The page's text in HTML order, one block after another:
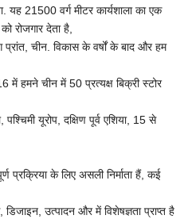
21500 वर्ग मीटर कार्यशाला का एक
रोजगार देता है,
चीन. विकास के वर्षों के बाद और हम
हमने चीन में 50 प्रत्यक्ष बिक्री स्टोर
पश्चिमी यूरोप, दक्षिण पूर्व एशिया, 15 से
प्रक्रिया के लिए असली निर्माता हैं, कई
उत्पादन और में विशेषज्ञता प्राप्त है